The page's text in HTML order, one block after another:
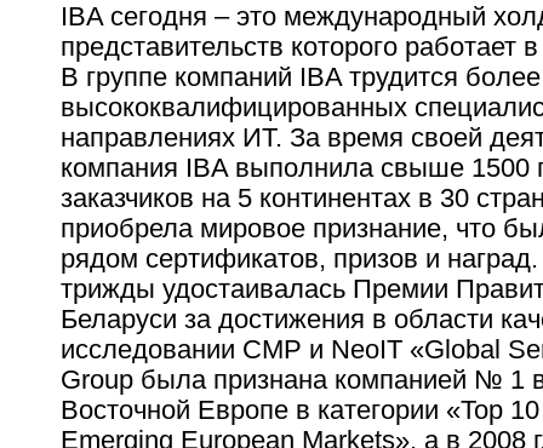
IBA сегодня – это международный
представительств которого работает
В группе компаний IBA трудится
высококвалифицированных
направлениях ИТ. За время своей
компания IBA выполнила свыше 1500
заказчиков на 5 континентах в 30
приобрела мировое признание, что
рядом сертификатов, призов и
трижды удостаивалась Премии
Беларуси за достижения в области
исследовании CMP и NeoIT «Global
Group была признана компанией № 1
Восточной Европе в категории «Top
Emerging European Markets», а в 2008